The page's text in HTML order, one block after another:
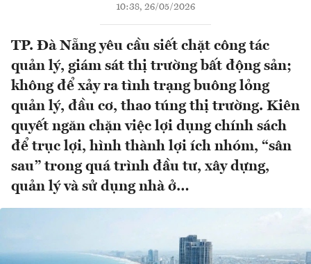
10:38, 26/05/2026
TP. Đà Nẵng yêu cầu siết chặt công tác
quản lý, giám sát thị trường bất động sản;
không để xảy ra tình trạng buông lỏng
quản lý, đầu cơ, thao túng thị trường. Kiên
quyết ngăn chặn việc lợi dụng chính sách
để trục lợi, hình thành lợi ích nhóm, “sân
sau” trong quá trình đầu tư, xây dựng,
quản lý và sử dụng nhà ở…